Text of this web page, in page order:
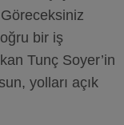
bir iş
Tunç Soyer’in
yolları açık